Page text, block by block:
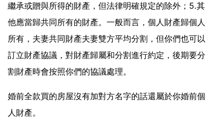
繼承或贈與所得的財產，但法律明確規定的除外；5.其
他應當歸共同所有的財產。一般而言，個人財產歸個人
所有，夫妻共同財產夫妻雙方平均分割，但你們也可以
訂立財產協議，對財產歸屬和分割進行約定，後期要分
割財產時會按照你們的協議處理。
婚前全款買的房屋沒有加對方名字的話還屬於你婚前個
人財產。